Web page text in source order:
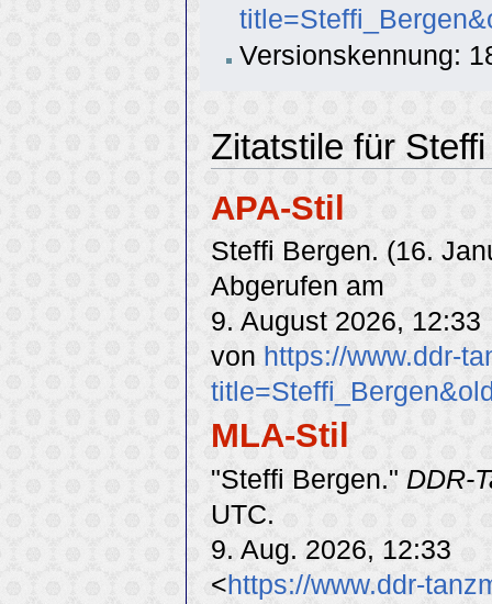
Versionskennung:
Zitatstile für
APA-Stil
Steffi Bergen. (16.
Abgerufen am
9. August 2026, 12:33
von https://www.ddr-
MLA-Stil
"Steffi Bergen." DDR-
UTC.
9. Aug. 2026, 12:33
<https://www.ddr-